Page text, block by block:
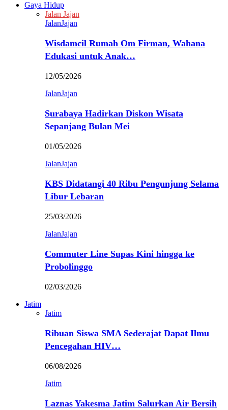
Gaya Hidup
Jalan Jajan
JalanJajan
Wisdamcil Rumah Om Firman, Wahana
Edukasi untuk Anak…
12/05/2026
JalanJajan
Surabaya Hadirkan Diskon Wisata
Sepanjang Bulan Mei
01/05/2026
JalanJajan
KBS Didatangi 40 Ribu Pengunjung Selama
Libur Lebaran
25/03/2026
JalanJajan
Commuter Line Supas Kini hingga ke
Probolinggo
02/03/2026
Jatim
Jatim
Ribuan Siswa SMA Sederajat Dapat Ilmu
Pencegahan HIV…
06/08/2026
Jatim
Laznas Yakesma Jatim Salurkan Air Bersih